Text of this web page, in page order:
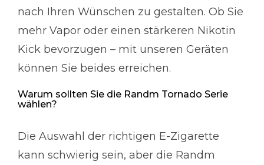
nach Ihren Wünschen zu gestalten. Ob Sie
mehr Vapor oder einen stärkeren Nikotin
Kick bevorzugen – mit unseren Geräten
können Sie beides erreichen.
Warum sollten Sie die Randm Tornado Serie
wählen?
Die Auswahl der richtigen E-Zigarette
kann schwierig sein, aber die Randm